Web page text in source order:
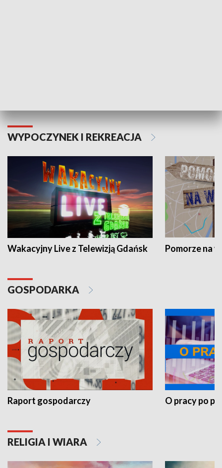
WYPOCZYNEK I REKREACJA
Wakacyjny Live z Telewizją Gdańsk Pomorze na
GOSPODARKA
Raport gospodarczy O pracy po
RELIGIA I WIARA